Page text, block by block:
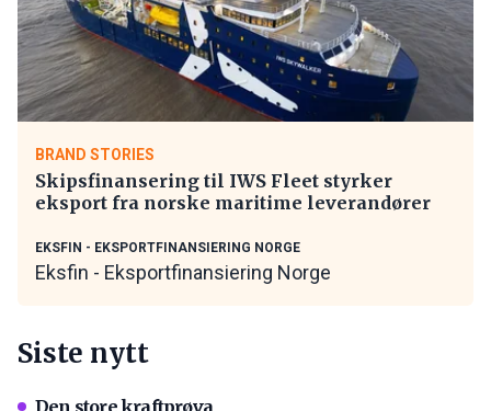
BRAND STORIES
Skipsfinansering til IWS Fleet styrker
eksport fra norske maritime leverandører
EKSFIN - EKSPORTFINANSIERING NORGE
Eksfin - Eksportfinansiering Norge
Siste nytt
Den store kraftprøva